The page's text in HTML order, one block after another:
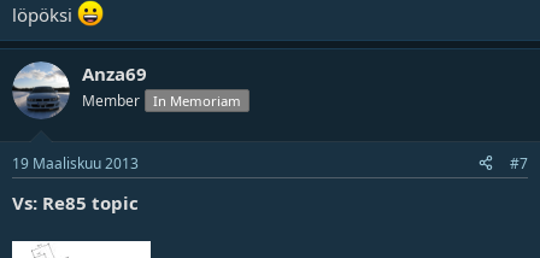
löpöksi
Anza69
Member In Memoriam
19 Maaliskuu 2013 #7
Vs: Re85 topic